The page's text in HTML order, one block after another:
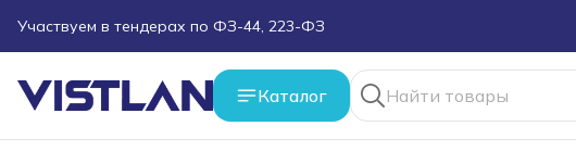
Участвуем в тендерах по ФЗ-44, 223-ФЗ
Поможем подобрать оборудование под ТЗ
Каталог